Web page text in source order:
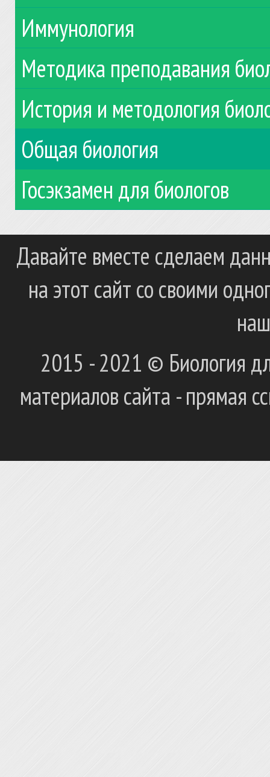
Иммунология
Методика преподавания
История и методология
Общая биология
Госэкзамен для биологов
Давайте вместе сделаем
на этот сайт со своими
2015 - 2021 © Биология
материалов сайта - прямая